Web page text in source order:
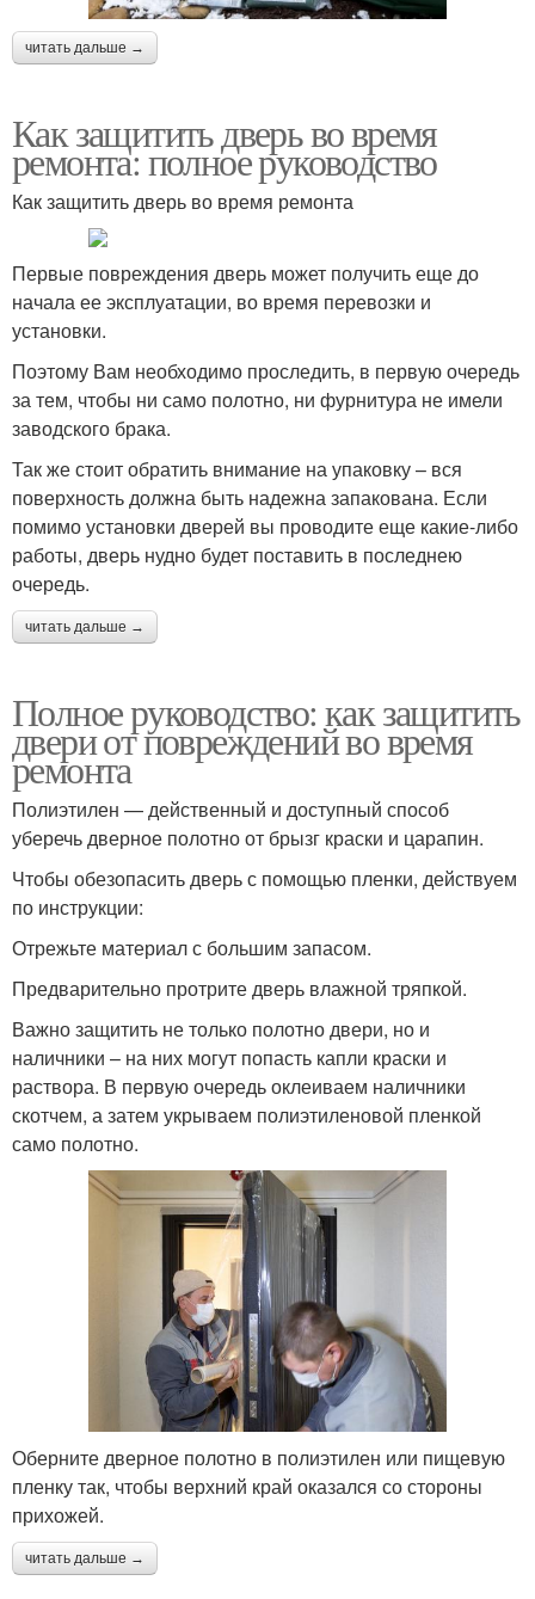
читать дальше →
Как защитить дверь во время
ремонта: полное руководство
Как защитить дверь во время ремонта
Первые повреждения дверь может получить еще до
начала ее эксплуатации, во время перевозки и
установки.
Поэтому Вам необходимо проследить, в первую очередь
за тем, чтобы ни само полотно, ни фурнитура не имели
заводского брака.
Так же стоит обратить внимание на упаковку – вся
поверхность должна быть надежна запакована. Если
помимо установки дверей вы проводите еще какие-либо
работы, дверь нудно будет поставить в последнею
очередь.
читать дальше →
Полное руководство: как защитить
двери от повреждений во время
ремонта
Полиэтилен — действенный и доступный способ
уберечь дверное полотно от брызг краски и царапин.
Чтобы обезопасить дверь с помощью пленки, действуем
по инструкции:
Отрежьте материал с большим запасом.
Предварительно протрите дверь влажной тряпкой.
Важно защитить не только полотно двери, но и
наличники – на них могут попасть капли краски и
раствора. В первую очередь оклеиваем наличники
скотчем, а затем укрываем полиэтиленовой пленкой
само полотно.
Оберните дверное полотно в полиэтилен или пищевую
пленку так, чтобы верхний край оказался со стороны
прихожей.
читать дальше →